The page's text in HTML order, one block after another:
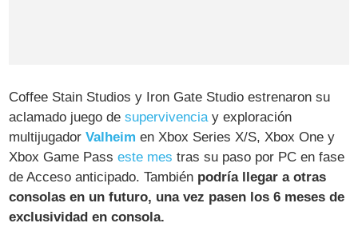
Coffee Stain Studios y Iron Gate Studio estrenaron su
aclamado juego desupervivenciay exploración
multijugadorValheim en Xbox Series X/S, Xbox One y
Xbox Game Passeste mes tras su paso por PC en fase
de Acceso anticipado. También podría llegar a otras
consolas en un futuro, una vez pasen los 6 meses de
exclusividad en consola.